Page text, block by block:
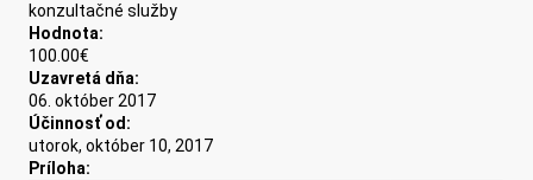
konzultačné služby
Hodnota:
100.00€
Uzavretá dňa:
06. október 2017
Účinnosť od:
utorok, október 10, 2017
Príloha: